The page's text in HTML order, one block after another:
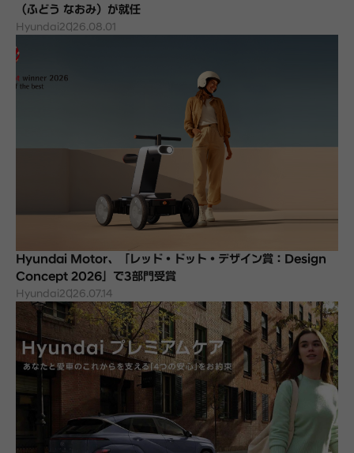
（ふどう なおみ）が就任
Hyundai2026.08.01
Hyundai Motor、「レッド・ドット・デザイン賞：Design
Concept 2026」で3部門受賞
Hyundai2026.07.14